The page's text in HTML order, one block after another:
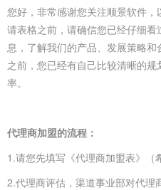
您好，非常感谢您关注顺景软件
请表格之前，请确信您已经仔细
息，了解我们的产品、发展策略
之前，您已经有自己比较清晰的
率。
代理商加盟的流程：
1.请您先填写《代理商加盟表》（
2.代理商评估，渠道事业部对代理